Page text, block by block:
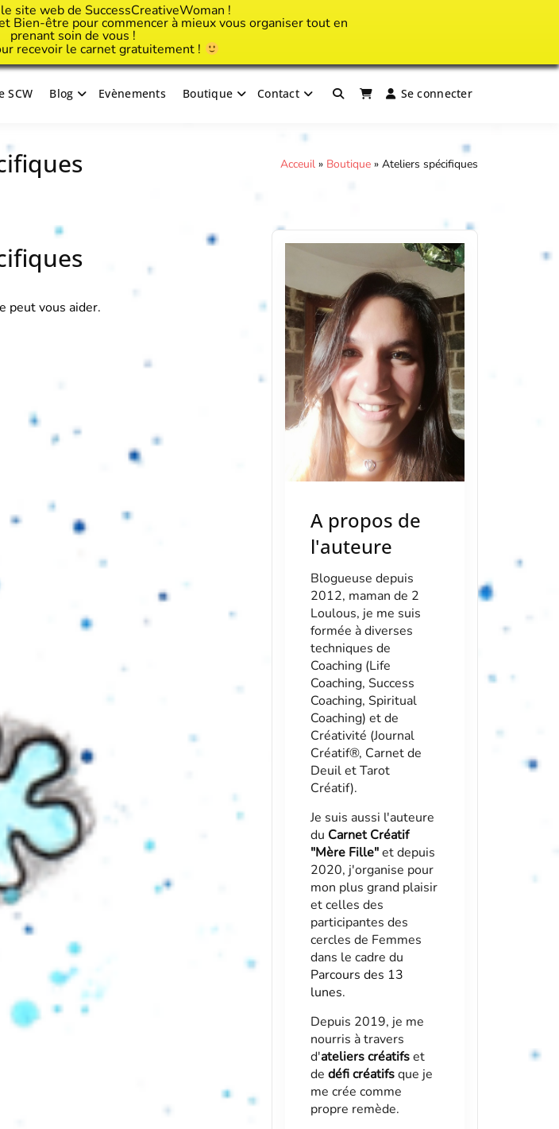
site web de SuccessCreativeWoman !
Bien-être pour commencer à mieux vous organiser tout en
prenant soin de vous !
recevoir le carnet gratuitement !
SCW Blog Evènements Boutique Contact Se connecter
Acceuil » Boutique » Ateliers spécifiques
peut vous aider.
A propos de
l'auteure
Blogueuse depuis
2012, maman de 2
Loulous, je me suis
formée à diverses
techniques de
Coaching (Life
Coaching, Success
Coaching, Spiritual
Coaching) et de
Créativité (Journal
Créatif®, Carnet de
Deuil et Tarot
Créatif).
Je suis aussi l'auteure
du Carnet Créatif
"Mère Fille"et depuis
2020, j'organise pour
mon plus grand plaisir
et celles des
participantes des
cercles de Femmes
dans le cadre du
Parcours des 13
lunes.
Depuis 2019, je me
nourris à travers
d'ateliers créatifset
de défi créatifsque je
me crée comme
propre remède.